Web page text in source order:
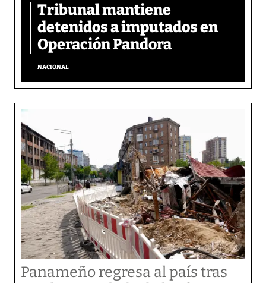
Tribunal mantiene
detenidos a imputados en
Operación Pandora
NACIONAL
Panameño regresa al país tras